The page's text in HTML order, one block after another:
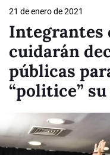
21 de enero de 2021
Integrantes
cuidarán
públicas
“politice”